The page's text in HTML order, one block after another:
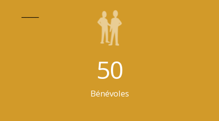
50
Bénévoles